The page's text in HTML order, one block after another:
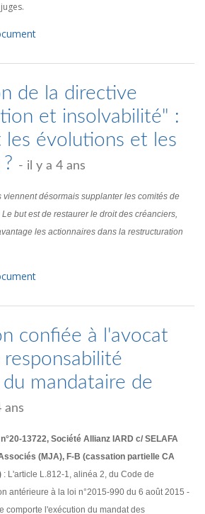
de la directive
et insolvabilité" :
les évolutions et les
- il y a 4 ans
viennent désormais supplanter les comités de
but est de restaurer le droit des créanciers,
les actionnaires dans la restructuration
confiée à l'avocat
mandataire de
ans
13722, Société Allianz IARD c/ SELAFA
(MJA), F-B (cassation partielle CA
: L'article L.812-1, alinéa 2, du Code de
antérieure à la loi n°2015-990 du 6 août 2015 -
comporte l'exécution du mandat des